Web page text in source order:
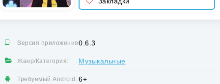
Версия приложения:0.6.3
Жанр/Категория: Музыкальные
Требуемый Android: 6+